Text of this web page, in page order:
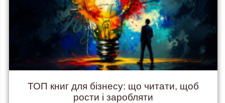
ТОП книг для бізнесу: що читати, щоб
рости і заробляти